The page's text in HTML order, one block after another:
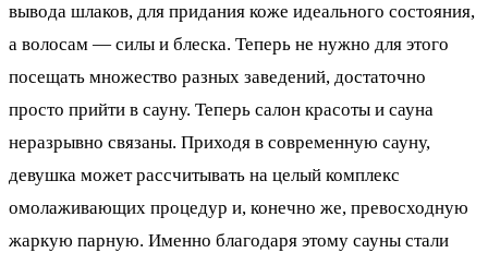
вывода шлаков, для придания коже идеального состояния,
а волосам — силы и блеска. Теперь не нужно для этого
посещать множество разных заведений, достаточно
просто прийти в сауну. Теперь салон красоты и сауна
неразрывно связаны. Приходя в современную сауну,
девушка может рассчитывать на целый комплекс
омолаживающих процедур и, конечно же, превосходную
жаркую парную. Именно благодаря этому сауны стали